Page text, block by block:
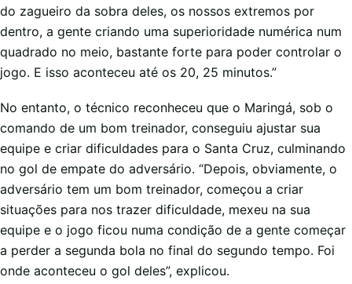
do zagueiro da sobra deles, os nossos extremos por
dentro, a gente criando uma superioridade numérica num
quadrado no meio, bastante forte para poder controlar o
jogo. E isso aconteceu até os 20, 25 minutos.”
No entanto, o técnico reconheceu que o Maringá, sob o
comando de um bom treinador, conseguiu ajustar sua
equipe e criar dificuldades para o Santa Cruz, culminando
no gol de empate do adversário. “Depois, obviamente, o
adversário tem um bom treinador, começou a criar
situações para nos trazer dificuldade, mexeu na sua
equipe e o jogo ficou numa condição de a gente começar
a perder a segunda bola no final do segundo tempo. Foi
onde aconteceu o gol deles”, explicou.